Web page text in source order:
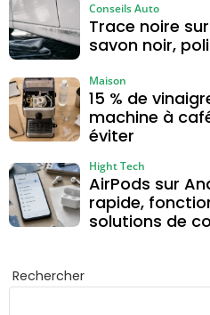
Trace noire
savon noir,
Conseils Auto
15 % de
machine à
éviter
Maison
AirPods sur
rapide,
solutions de
Hight Tech
Rechercher